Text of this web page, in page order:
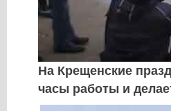
На Крещенские
часы работы и